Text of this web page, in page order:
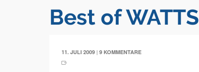
Best of WATTS
11. JULI 2009 | 9 KOMMENTARE